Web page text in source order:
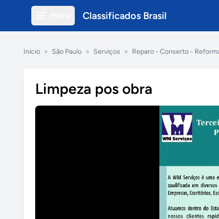
Classificados Brasil
Início » São Paulo » Serviços » Reparo - Conserto -
Limpeza pos obra